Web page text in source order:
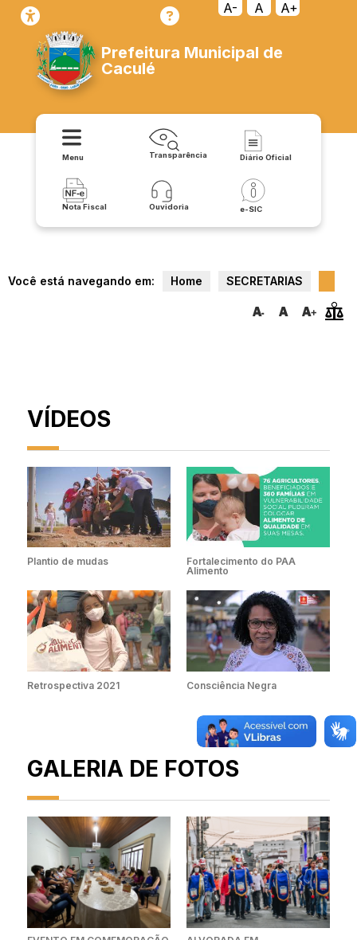
A- A A+
Prefeitura Municipal de
Caculé
Menu Transparência Diário Oficial
Nota Fiscal Ouvidoria e-SIC
Você está navegando em: Home SECRETARIAS
VÍDEOS
Plantio de mudas
Fortalecimento do PAA
Alimento
Retrospectiva 2021 Consciência Negra
GALERIA DE FOTOS